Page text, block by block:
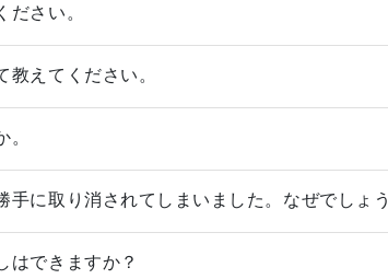
さい。
えてください。
手に取り消されてしまいました。なぜでしょ
はできますか？